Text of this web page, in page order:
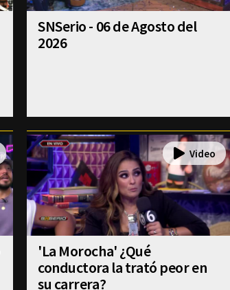
SNSerio - 06 de Agosto del
2026
'La Morocha' ¿Qué
conductora la trató peor en
su carrera?